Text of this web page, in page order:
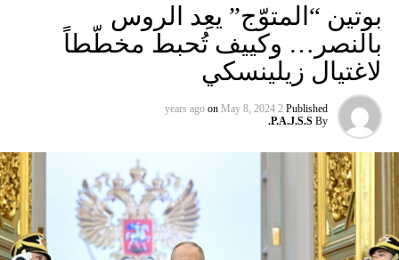
بوتين “المتوّج” يعِد الروس
بالنصر… وكييف تُحبط مخطّطاً
لاغتيال زيلينسكي
Published
2 years ago
on May 8, 2024
By
P.A.J.S.S.